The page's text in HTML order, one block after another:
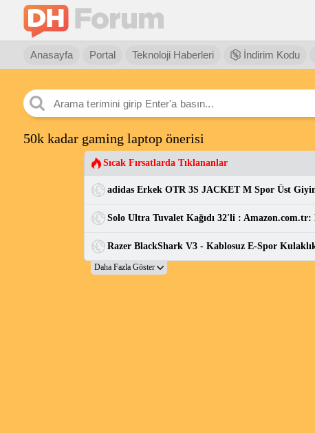
Anasayfa Portal Teknoloji Haberleri İndirim Kodu
50k kadar gaming laptop önerisi
Sıcak Fırsatlarda Tıklananlar
adidas Erkek OTR 3S JACKET M Spor Üst
Solo Ultra Tuvalet Kağıdı 32'li : Amazon.com.tr: